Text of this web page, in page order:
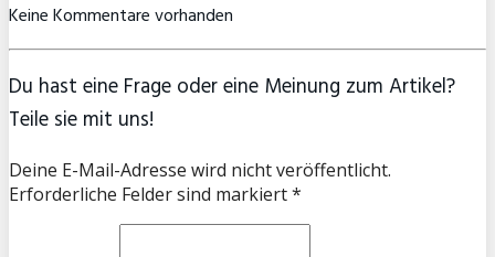
Keine Kommentare vorhanden
Du hast eine Frage oder eine Meinung zum Artikel?
Teile sie mit uns!
Deine E-Mail-Adresse wird nicht veröffentlicht.
Erforderliche Felder sind markiert *